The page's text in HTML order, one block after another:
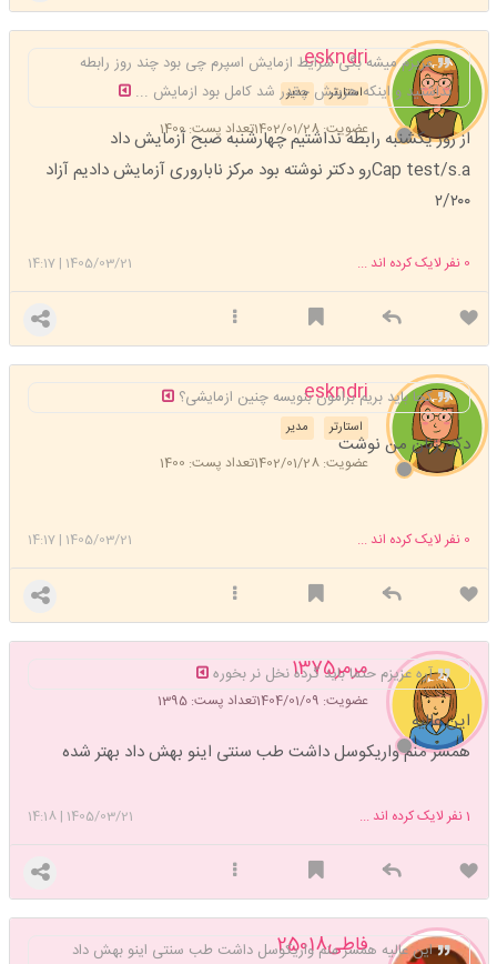
eskndri
مدیر استارتر
عضویت: 1402/01/28 تعداد پست: 1400
عزیزم میشه بگی شرایط ازمایش اسپرم چی بود چند روز رابطه
نداشتید و اینکه هزینش چقدر شد کامل بود ازمایش ...
از روز یکشنبه رابطه نداشتیم چهارشنبه صبح آزمایش داد
Cap test/s.aرو دکتر نوشته بود مرکز ناباروری آزمایش دادیم آزاد
۲/۲۰۰
1405/03/21
|
14:17 0 نفر لایک کرده اند ...
eskndri
مدیر استارتر
عضویت: 1402/01/28 تعداد پست: 1400
کجا باید بریم برامون بنویسه چنین ازمایشی؟
دکتر زنان من نوشت
1405/03/21
|
14:17 0 نفر لایک کرده اند ...
مرمر1375
عضویت: 1404/01/09 تعداد پست: 1395
آره عزیزم حتما باید گرده نخل نر بخوره
این عالیه
همسر منم واریکوسل داشت طب سنتی اینو بهش داد بهتر شده
1405/03/21
|
14:18 1نفر لایک کرده اند ...
فاطی25018
این عالیه همسر منم واریکوسل داشت طب سنتی اینو بهش داد